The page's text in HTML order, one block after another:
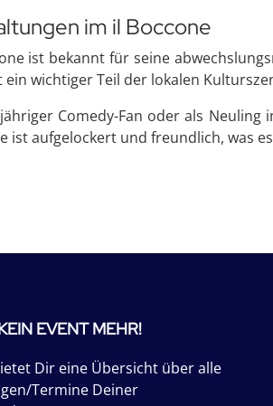
im il Boccone
ist bekannt für seine
ein wichtiger Teil der lokalen
Comedy-Fan oder als
ist aufgelockert und freundlich, was
EVENT MEHR!
Dir eine Übersicht über alle
Termine Deiner